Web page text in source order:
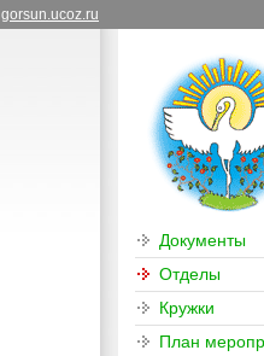
gorsun.ucoz.ru
Документы
Отделы
Кружки
План